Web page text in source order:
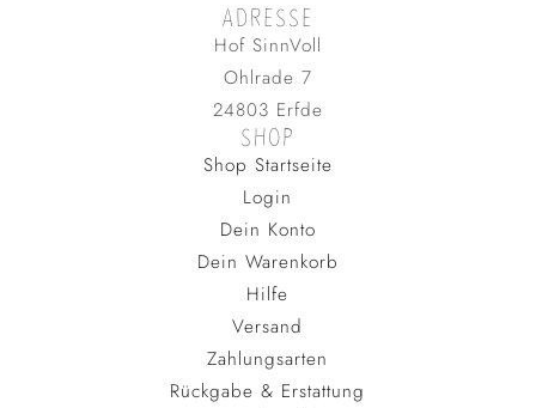
ADRESSE
Hof SinnVoll
Ohlrade 7
24803 Erfde
SHOP
Shop Startseite
Login
Dein Konto
Dein Warenkorb
Hilfe
Versand
Zahlungsarten
Rückgabe & Erstattung